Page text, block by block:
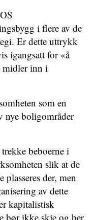
i flere av de
Er dette uttrykk
igangsatt for «å
midler inn i
som en
nye boligområder
beboerne i
slik at de
der, men
av dette
kapitalistisk
bør ikke skje og her